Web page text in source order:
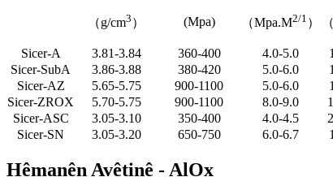
（g/cm3 ） (Mpa) （Mpa.M2/1 ）
Sicer-A 3.81-3.84 360-400 4.0-5.0
Sicer-SubA
3.86-3.88 380-420 5.0-6.0
Sicer-AZ
5.65-5.75 900-1100 5.0-6.0
Sicer-ZROX
5.70-5.75 900-1100 8.0-9.0
Sicer-ASC
3.05-3.10 350-400 4.0-4.5
Sicer-SN
3.05-3.20 650-750 6.0-6.7
Hêmanên Avêtinê - AlOx